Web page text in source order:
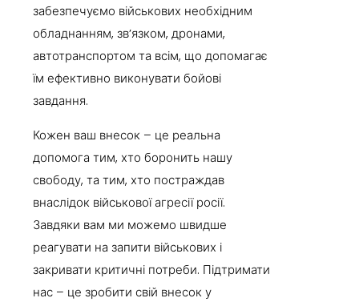
забезпечуємо військових необхідним
обладнанням, зв’язком, дронами,
автотранспортом та всім, що допомагає
їм ефективно виконувати бойові
завдання.
Кожен ваш внесок – це реальна
допомога тим, хто боронить нашу
свободу, та тим, хто постраждав
внаслідок військової агресії росії.
Завдяки вам ми можемо швидше
реагувати на запити військових і
закривати критичні потреби. Підтримати
нас – це зробити свій внесок у